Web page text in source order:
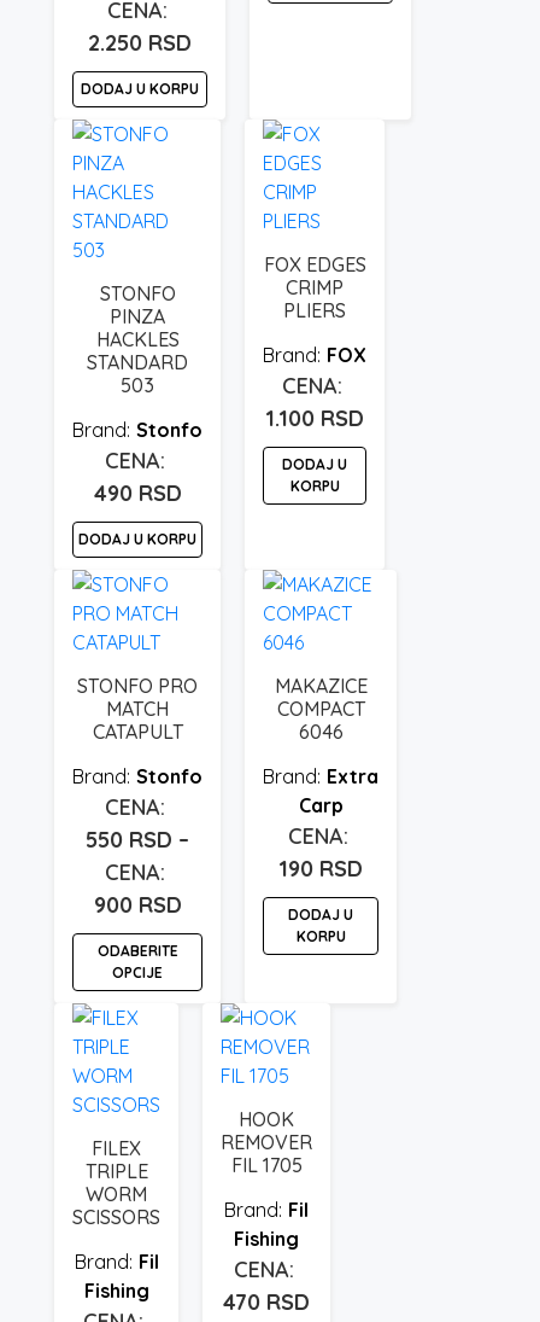
2.250 RSD
DODAJ U KORPU
STONFO
PINZA
HACKLES
STANDARD
503
Stonfo
490 RSD
DODAJ U KORPU
FOX EDGES
CRIMP
PLIERS
FOX
1.100 RSD
DODAJ U
KORPU
STONFO PRO
MATCH
CATAPULT
Stonfo
550 RSD –
900 RSD
cena:
550 rsd
900 rsd
ODABERITE
OPCIJE
Ovaj
proizvod
ima
više
Opcije
mogu
biti
izabrane
na
stranici
MAKAZICE
COMPACT
6046
Extra
Carp
190 RSD
DODAJ U
KORPU
FILEX
TRIPLE
WORM
SCISSORS
Fil
Fishing
HOOK
REMOVER
FIL 1705
Fil
Fishing
470 RSD